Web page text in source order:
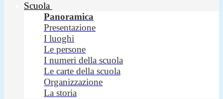
Scuola
Panoramica
Presentazione
I luoghi
Le persone
I numeri della scuola
Le carte della scuola
Organizzazione
La storia